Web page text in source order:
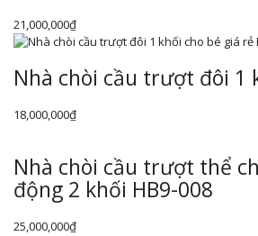
21,000,000₫
Nhà chòi cầu trượt đôi 1
18,000,000₫
Nhà chòi cầu trượt thể
động 2 khối HB9-008
25,000,000₫